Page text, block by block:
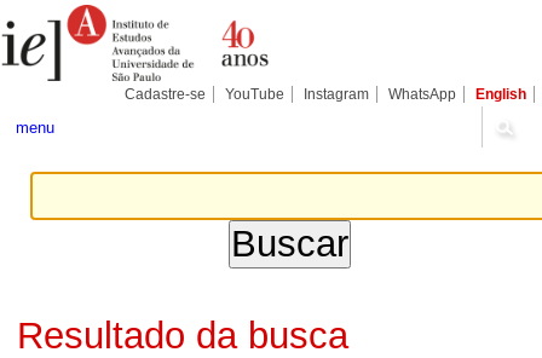
para
conteúdo.
Pessoais
Cadastre-se YouTube Instagram WhatsApp English
menu
Resultado da busca